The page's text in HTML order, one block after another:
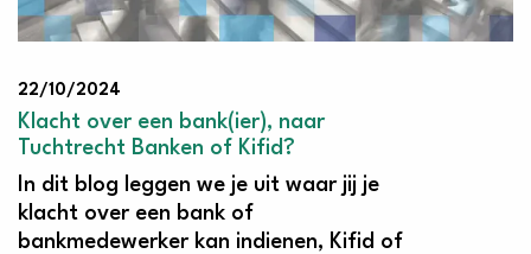
22/10/2024
Klacht over een bank(ier), naar
Tuchtrecht Banken of Kifid?
In dit blog leggen we je uit waar jij je
klacht over een bank of
bankmedewerker kan indienen, Kifid of